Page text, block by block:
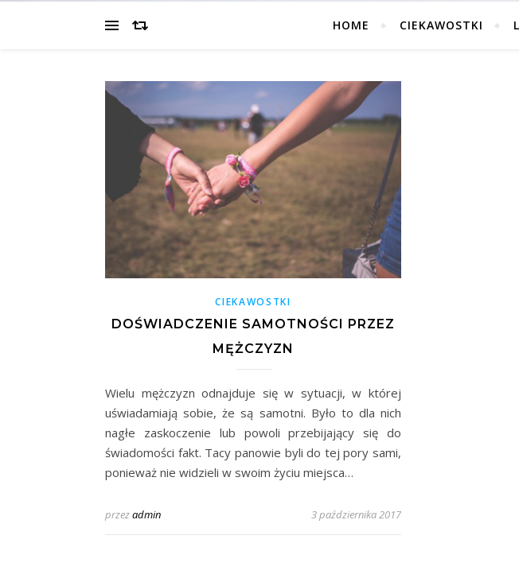
HOME CIEKAWOSTKI
CIEKAWOSTKI
DOŚWIADCZENIE SAMOTNOŚCI PRZEZ
MĘŻCZYZN
Wielu mężczyzn odnajduje się w sytuacji, w której
uświadamiają sobie, że są samotni. Było to dla nich
nagłe zaskoczenie lub powoli przebijający się do
świadomości fakt. Tacy panowie byli do tej pory sami,
ponieważ nie widzieli w swoim życiu miejsca…
przezadmin 3 października 2017